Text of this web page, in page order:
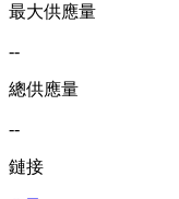
最大供應量
--
總供應量
--
鏈接